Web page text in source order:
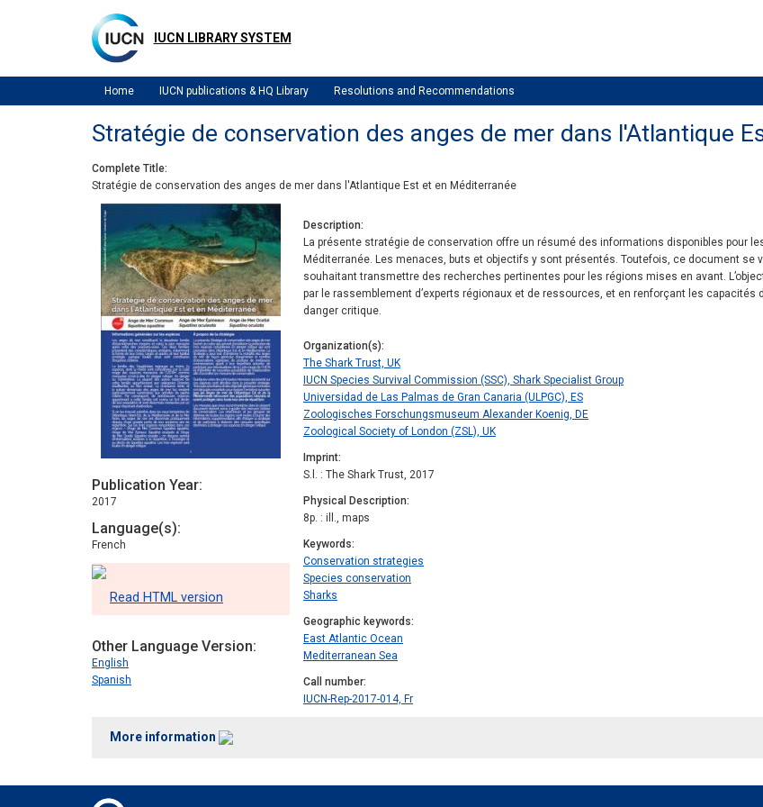
IUCN LIBRARY SYSTEM
Home IUCN publications & HQ Library Resolutions and Recommendations
Stratégie de conservation des anges de mer dans l'Atlantique
Complete Title
Stratégie de conservation des anges de mer dans l'Atlantique Est et en Méditerranée
Publication Year
2017
Language(s)
French
Read HTML version
Other Language Version
English
Spanish
Description
La présente stratégie de conservation offre un résumé des informations disponibles pour
Méditerranée. Les menaces, buts et objectifs y sont présentés. Toutefois, ce document
souhaitant transmettre des recherches pertinentes pour les régions mises en avant.
par le rassemblement d’experts régionaux et de ressources, et en renforçant les
danger critique.
Organization(s)
The Shark Trust, UK
IUCN Species Survival Commission (SSC), Shark Specialist Group
Universidad de Las Palmas de Gran Canaria (ULPGC), ES
Zoologisches Forschungsmuseum Alexander Koenig, DE
Zoological Society of London (ZSL), UK
Imprint
S.l. : The Shark Trust, 2017
Physical Description
8p. : ill., maps
Keywords
Conservation strategies
Species conservation
Sharks
Geographic keywords
East Atlantic Ocean
Mediterranean Sea
Call number
IUCN-Rep-2017-014, Fr
More information